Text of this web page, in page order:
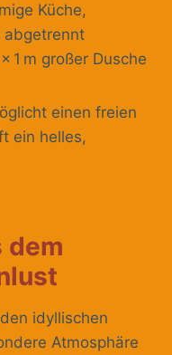
Küche,
abgetrennt
1 m großer Dusche
einen freien
ein helles,
dem
idyllischen
Atmosphäre